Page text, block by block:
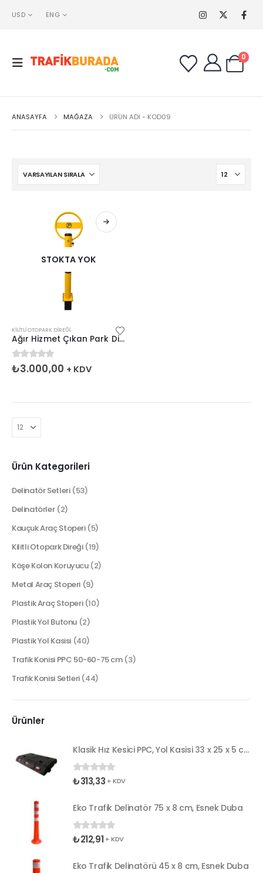
USD ENG
0
ANASAYFA MAĞAZA ÜRÜN ADI - KOD09
STOKTA YOK
KILITLI OTOPARK DIREĞI
Ağır Hizmet Çıkan Park Direği 95 x 40 cm
0 5 üzerinden
₺3.000,00 + KDV
Ürün Kategorileri
Delinatör Setleri (53)
Delinatörler (2)
Kauçuk Araç Stoperi (5)
Kilitli Otopark Direği (19)
Köşe Kolon Koruyucu (2)
Metal Araç Stoperi (9)
Plastik Araç Stoperi (10)
Plastik Yol Butonu (2)
Plastik Yol Kasisi (40)
Trafik Konisi PPC 50-60-75 cm (3)
Trafik Konisi Setleri (44)
Ürünler
Klasik Hız Kesici PPC, Yol Kasisi 33 x 25 x 5 cm
05 üzerinden
₺313,33 + KDV
Eko Trafik Delinatör 75 x 8 cm, Esnek Duba
05 üzerinden
₺212,91 + KDV
Eko Trafik Delinatörü 45 x 8 cm, Esnek Duba